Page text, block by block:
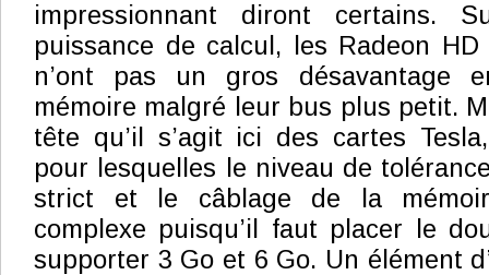
impressionnant diront certains.
puissance de calcul, les Radeon
n’ont pas un gros désavantage
mémoire malgré leur bus plus petit.
tête qu’il s’agit ici des cartes
pour lesquelles le niveau de
strict et le câblage de la
complexe puisqu’il faut placer le
supporter 3 Go et 6 Go. Un élément